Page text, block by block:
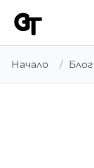
Начало / Блог